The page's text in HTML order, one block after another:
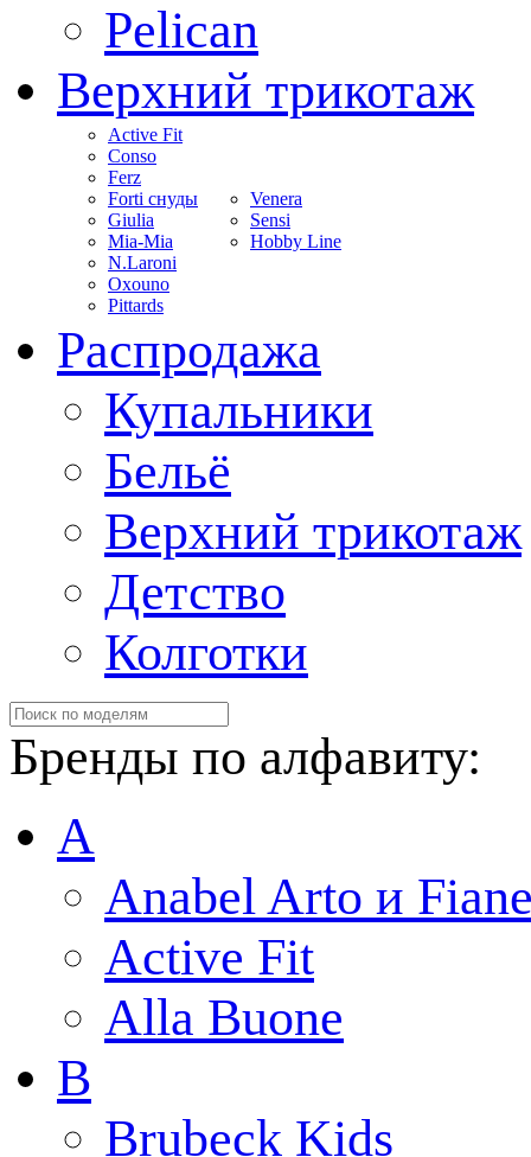
Pelican
Верхний трикотаж
Active Fit
Conso
Ferz
Forti снуды
Giulia
Mia-Mia
N.Laroni
Oxouno
Pittards
Venera
Sensi
Hobby Line
Распродажа
Купальники
Бельё
Верхний трикотаж
Детство
Колготки
Бренды по алфавиту:
A
Anabel Arto и
Active Fit
Alla Buone
B
Brubeck Kids